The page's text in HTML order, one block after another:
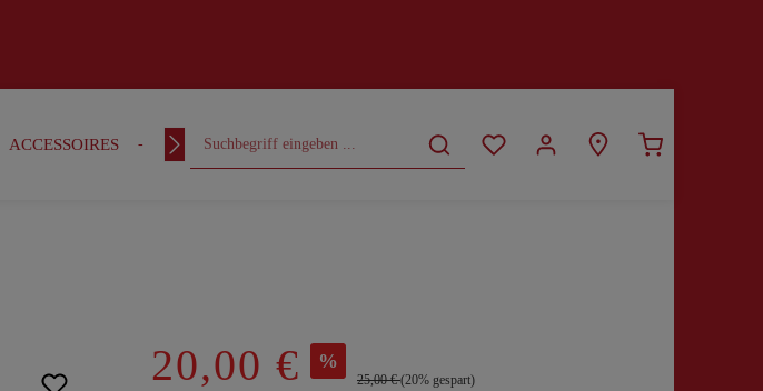
ACCESSOIRES OUTFITS CURVY
20,00 € %
25,00 €(20% gespart)